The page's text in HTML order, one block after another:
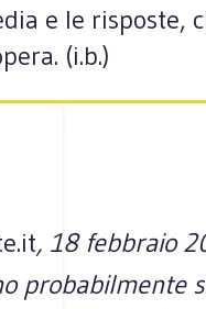
e le risposte,
(i.b.)
, 18 febbraio
probabilmente